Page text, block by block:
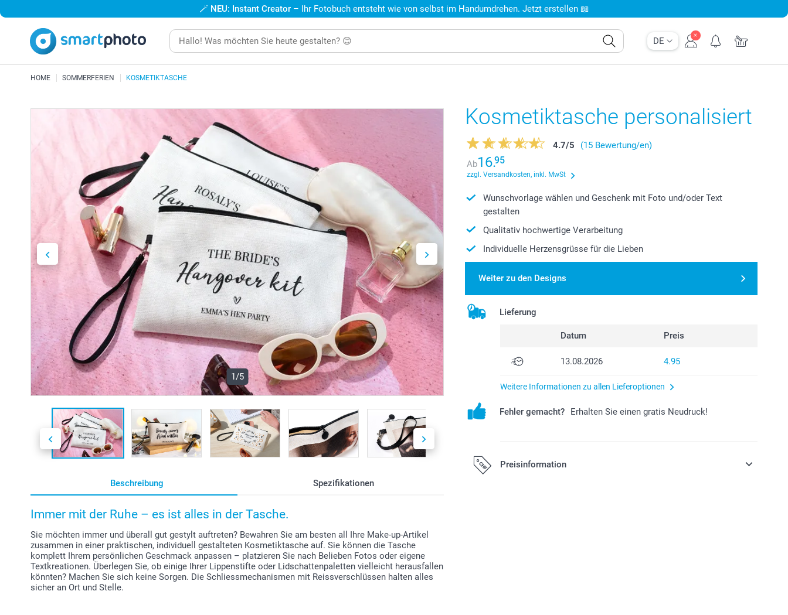
DE
🪄 NEU: Instant Creator – Ihr Fotobuch entsteht wie von selbst im Handumdrehen. Jetzt erstellen 📖
HOME SOMMERFERIEN KOSMETIKTASCHE
1/5
Beschreibung Spezifikationen
Immer mit der Ruhe – es ist alles in der Tasche.
Sie möchten immer und überall gut gestylt auftreten? Bewahren Sie am besten all Ihre Make-up-Artikel
zusammen in einer praktischen, individuell gestalteten Kosmetiktasche auf. Sie können die Tasche
komplett Ihrem persönlichen Geschmack anpassen – platzieren Sie nach Belieben Fotos oder eigene
Textkreationen. Überlegen Sie, ob einige Ihrer Lippenstifte oder Lidschattenpaletten vielleicht herausfallen
könnten? Machen Sie sich keine Sorgen. Die Schliessmechanismen mit Reissverschlüssen halten alles
sicher an Ort und Stelle.
Kosmetiktasche personalisiert
4.7/5
(15 Bewertung/en)
Ab16.95
zzgl. Versandkosten, inkl. MwSt
Wunschvorlage wählen und Geschenk mit Foto und/oder Text
gestalten
Qualitativ hochwertige Verarbeitung
Individuelle Herzensgrüsse für die Lieben
Weiter zu den Designs
Lieferung
Datum Preis
13.08.2026 4.95
Weitere Informationen zu allen Lieferoptionen
Fehler gemacht? Erhalten Sie einen gratis Neudruck!
Preisinformation